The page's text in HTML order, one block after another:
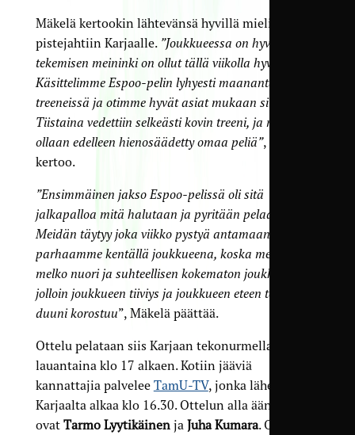
Mäkelä kertookin lähtevänsä hyvillä mielin
pistejahtiin Karjaalle. ”Joukkueessa on hyvä fiilis ja
tekemisen meininki on ollut tällä viikolla hyvä.
Käsittelimme Espoo-pelin lyhyesti maanantain
treeneissä ja otimme hyvät asiat mukaan siitä.
Tiistaina vedettiin selkeästi kovin treeni, ja muuten
ollaan edelleen hienosäädetty omaa peliä”, Mäkelä
kertoo.
”Ensimmäinen jakso Espoo-pelissä oli sitä
jalkapalloa mitä halutaan ja pyritään pelaamaan.
Meidän täytyy joka viikko pystyä antamaan
parhaamme kentällä joukkueena, koska meillä on
melko nuori ja suhteellisen kokematon joukkue,
jolloin joukkueen tiiviys ja joukkueen eteen tehtävä
duuni korostuu”, Mäkelä päättää.
Ottelu pelataan siis Karjaan tekonurmella
lauantaina klo 17 alkaen. Kotiin jääviä
kannattajia palvelee TamU-TV, jonka lähetys
Karjaalta alkaa klo 16.30. Ottelun alla äänessä
ovat Tarmo Lyytikäinen ja Juha Kumara. Ottelun